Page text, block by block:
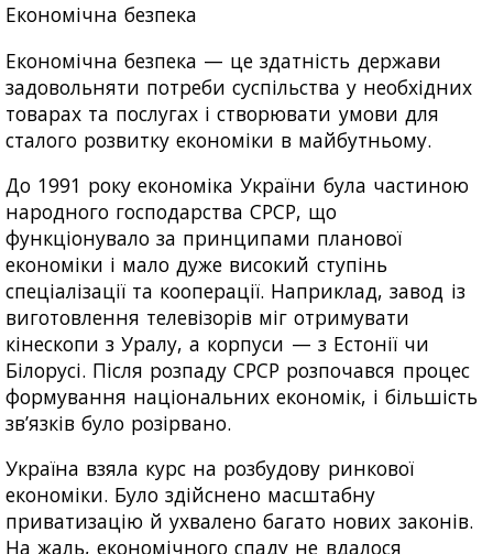
Економічна безпека
Економічна безпека — це здатність держави
задовольняти потреби суспільства у необхідних
товарах та послугах і створювати умови для
сталого розвитку економіки в майбутньому.
До 1991 року економіка України була частиною
народного господарства СРСР, що
функціонувало за принципами планової
економіки і мало дуже високий ступінь
спеціалізації та кооперації. Наприклад, завод із
виготовлення телевізорів міг отримувати
кінескопи з Уралу, а корпуси — з Естонії чи
Білорусі. Після розпаду СРСР розпочався процес
формування національних економік, і більшість
зв’язків було розірвано.
Україна взяла курс на розбудову ринкової
економіки. Було здійснено масштабну
приватизацію й ухвалено багато нових законів.
На жаль, економічного спаду не вдалося